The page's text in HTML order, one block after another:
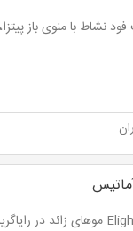
با منوی باز پیتزا، برگر و دونر